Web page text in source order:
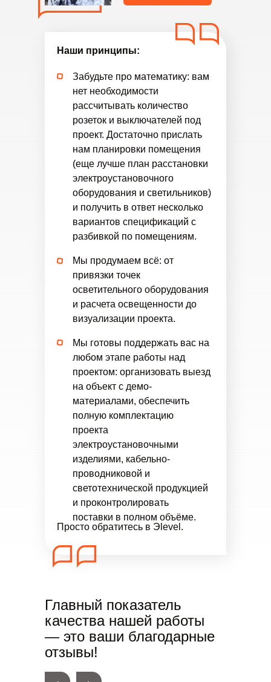
Наши принципы:
Забудьте про математику: вам
нет необходимости
рассчитывать количество
розеток и выключателей под
проект. Достаточно прислать
нам планировки помещения
(еще лучше план расстановки
электроустановочного
оборудования и светильников)
и получить в ответ несколько
вариантов спецификаций с
разбивкой по помещениям.
Мы продумаем всё: от
привязки точек
осветительного оборудования
и расчета освещенности до
визуализации проекта.
Мы готовы поддержать вас на
любом этапе работы над
проектом: организовать выезд
на объект с демо-
материалами, обеспечить
полную комплектацию
проекта
электроустановочными
изделиями, кабельно-
проводниковой и
светотехнической продукцией
и проконтролировать
поставки в полном объёме.
Просто обратитесь в Эlevel.
Главный показатель
качества нашей работы
— это ваши благодарные
отзывы!